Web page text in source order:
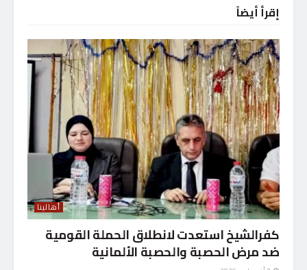
إقرأ أيضاً
أهالينا
كفرالشيخ استعدت لانطلاق الحملة القومية
ضد مرض الحصبة والحصبة الألمانية